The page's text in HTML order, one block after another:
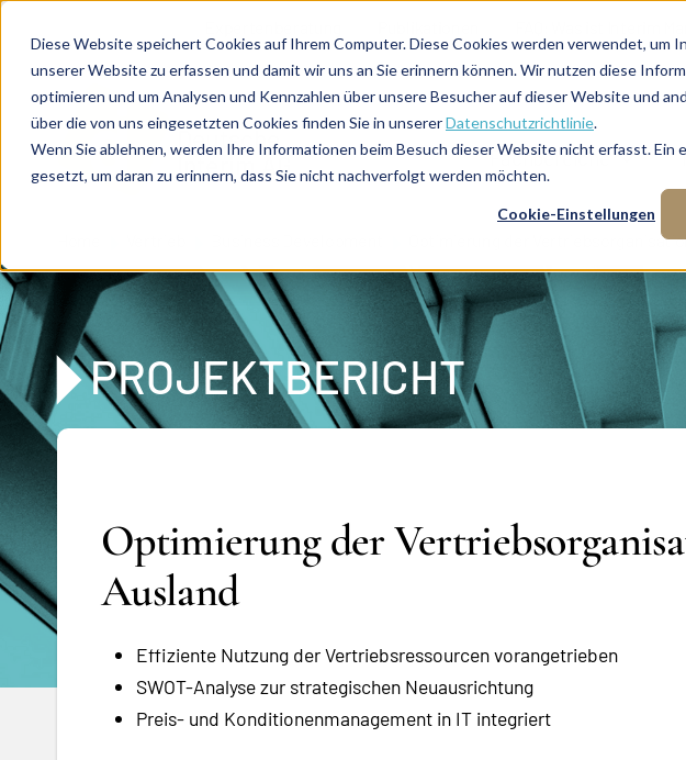
Diese Website speichert Cookies auf Ihrem Computer. Diese Cookies werden verwendet, um
unserer Website zu erfassen und damit wir uns an Sie erinnern können. Wir nutzen diese
optimieren und um Analysen und Kennzahlen über unsere Besucher auf dieser Website und
über die von uns eingesetzten Cookies finden Sie in unsererDatenschutzrichtlinie.
Wenn Sie ablehnen, werden Ihre Informationen beim Besuch dieser Website nicht erfasst. Ein
gesetzt, um daran zu erinnern, dass Sie nicht nachverfolgt werden möchten.
Cookie-Einstellungen
Deutsche
InterimAG Fachbereiche
Optimierung der
PROJEKTBERICHT
Optimierung der
Ausland
Effiziente Nutzung der Vertriebsressourcen vorangetrieben
SWOT-Analyse zur strategischen Neuausrichtung
Preis- und Konditionenmanagement in IT integriert